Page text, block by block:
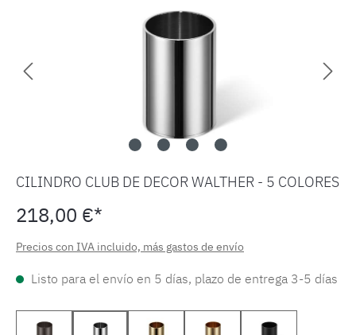
CILINDRO CLUB DE DECOR WALTHER - 5 COLORES
218,00 €*
Precios con IVA incluido, más gastos de envío
Listo para el envío en 5 días, plazo de entrega 3-5 días